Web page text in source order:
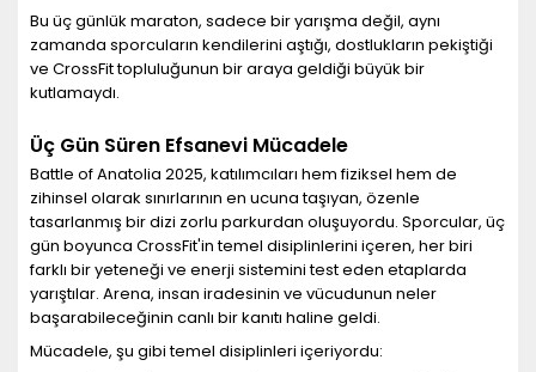
Bu üç günlük maraton, sadece bir yarışma değil, aynı
zamanda sporcuların kendilerini aştığı, dostlukların pekiştiği
ve CrossFit topluluğunun bir araya geldiği büyük bir
kutlamaydı.
Üç Gün Süren Efsanevi Mücadele
Battle of Anatolia 2025, katılımcıları hem fiziksel hem de
zihinsel olarak sınırlarının en ucuna taşıyan, özenle
tasarlanmış bir dizi zorlu parkurdan oluşuyordu. Sporcular, üç
gün boyunca CrossFit'in temel disiplinlerini içeren, her biri
farklı bir yeteneği ve enerji sistemini test eden etaplarda
yarıştılar. Arena, insan iradesinin ve vücudunun neler
başarabileceğinin canlı bir kanıtı haline geldi.
Mücadele, şu gibi temel disiplinleri içeriyordu: